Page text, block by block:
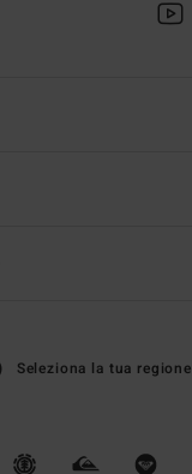
Seleziona la tua regione